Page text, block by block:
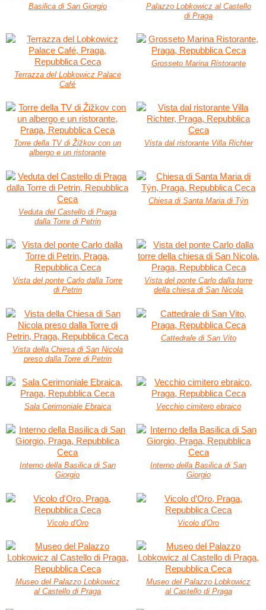
Basilica di San Giorgio
Palazzo Lobkowicz al Castello
di Praga
Terrazza del Lobkowicz Palace
Café
Grosseto Marina Ristorante
Torre della TV di Žižkov con un
albergo e un ristorante
Vista dal ristorante Villa Richter
Veduta del Castello di Praga
dalla Torre di Petrin
Chiesa di Santa Maria di Týn
Vista del ponte Carlo dalla Torre
di Petrin
Vista del ponte Carlo dalla torre
della chiesa di San Nicola
Vista della Chiesa di San Nicola
preso dalla Torre di Petrin
Cattedrale di San Vito
Sala Cerimoniale Ebraica Vecchio cimitero ebraico
Interno della Basilica di San
Giorgio
Interno della Basilica di San
Giorgio
Vicolo d'Oro Vicolo d'Oro
Museo del Palazzo Lobkowicz
al Castello di Praga
Museo del Palazzo Lobkowicz
al Castello di Praga